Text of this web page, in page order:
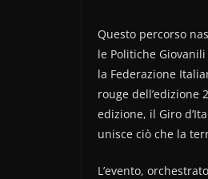
Questo percorso
le Politiche
la Federazione
rouge dell’edizione
edizione, il Giro
unisce ciò che la
L’evento,